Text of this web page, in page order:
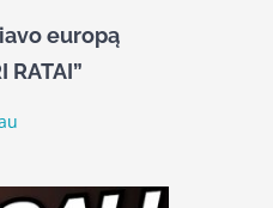
europą
RATAI”